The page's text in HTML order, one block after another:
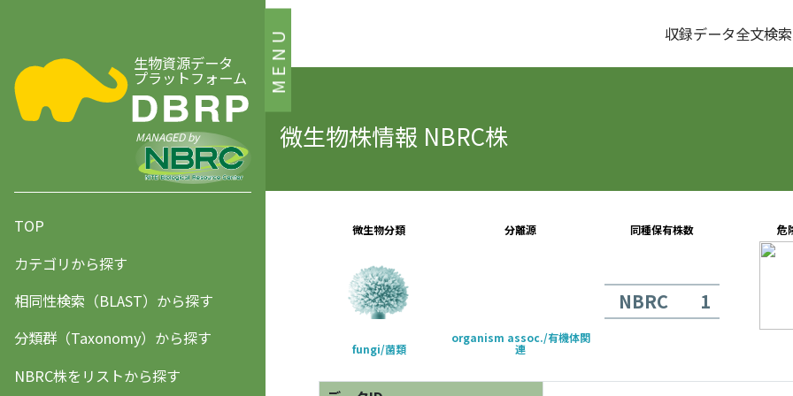
MENU
生物資源データ
プラットフォーム
MANAGED by
TOP
カテゴリから探す
相同性検索（BLAST）から探す
分類群（Taxonomy）から探す
NBRC株をリストから探す
収録データ全文検索
微生物株情報 NBRC株